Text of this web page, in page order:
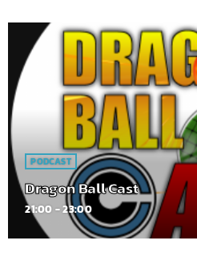
PODCAST
Dragon Ball Cast
21:00 - 23:00